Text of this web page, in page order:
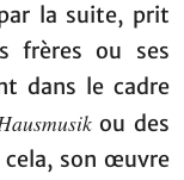
la suite, prit
frères ou ses
dans le cadre
ou des
son œuvre